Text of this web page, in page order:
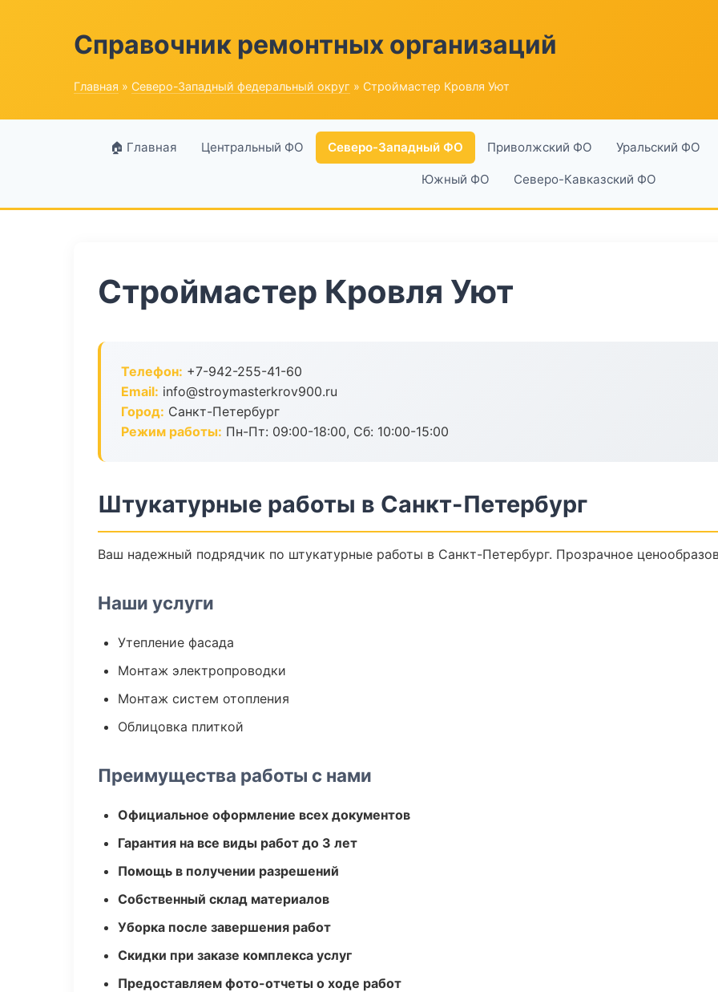
Справочник ремонтных организаций
Главная » Северо-Западный федеральный округ » Строймастер Кровля Уют
🏠 Главная Центральный ФО Северо-Западный ФО Приволжский ФО Уральский ФО
Южный ФО Северо-Кавказский ФО
Строймастер Кровля Уют
Телефон: +7-942-255-41-60
Email: info@stroymasterkrov900.ru
Город: Санкт-Петербург
Режим работы: Пн-Пт: 09:00-18:00, Сб: 10:00-15:00
Штукатурные работы в Санкт-Петербург
Ваш надежный подрядчик по штукатурные работы в Санкт-Петербург. Прозрачное
Наши услуги
Утепление фасада
Монтаж электропроводки
Монтаж систем отопления
Облицовка плиткой
Преимущества работы с нами
Официальное оформление всех документов
Гарантия на все виды работ до 3 лет
Помощь в получении разрешений
Собственный склад материалов
Уборка после завершения работ
Скидки при заказе комплекса услуг
Предоставляем фото-отчеты о ходе работ